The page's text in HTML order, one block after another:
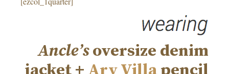
Ancle’soversize denim